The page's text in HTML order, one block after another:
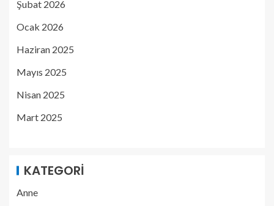
Şubat 2026
Ocak 2026
Haziran 2025
Mayıs 2025
Nisan 2025
Mart 2025
KATEGORI
Anne